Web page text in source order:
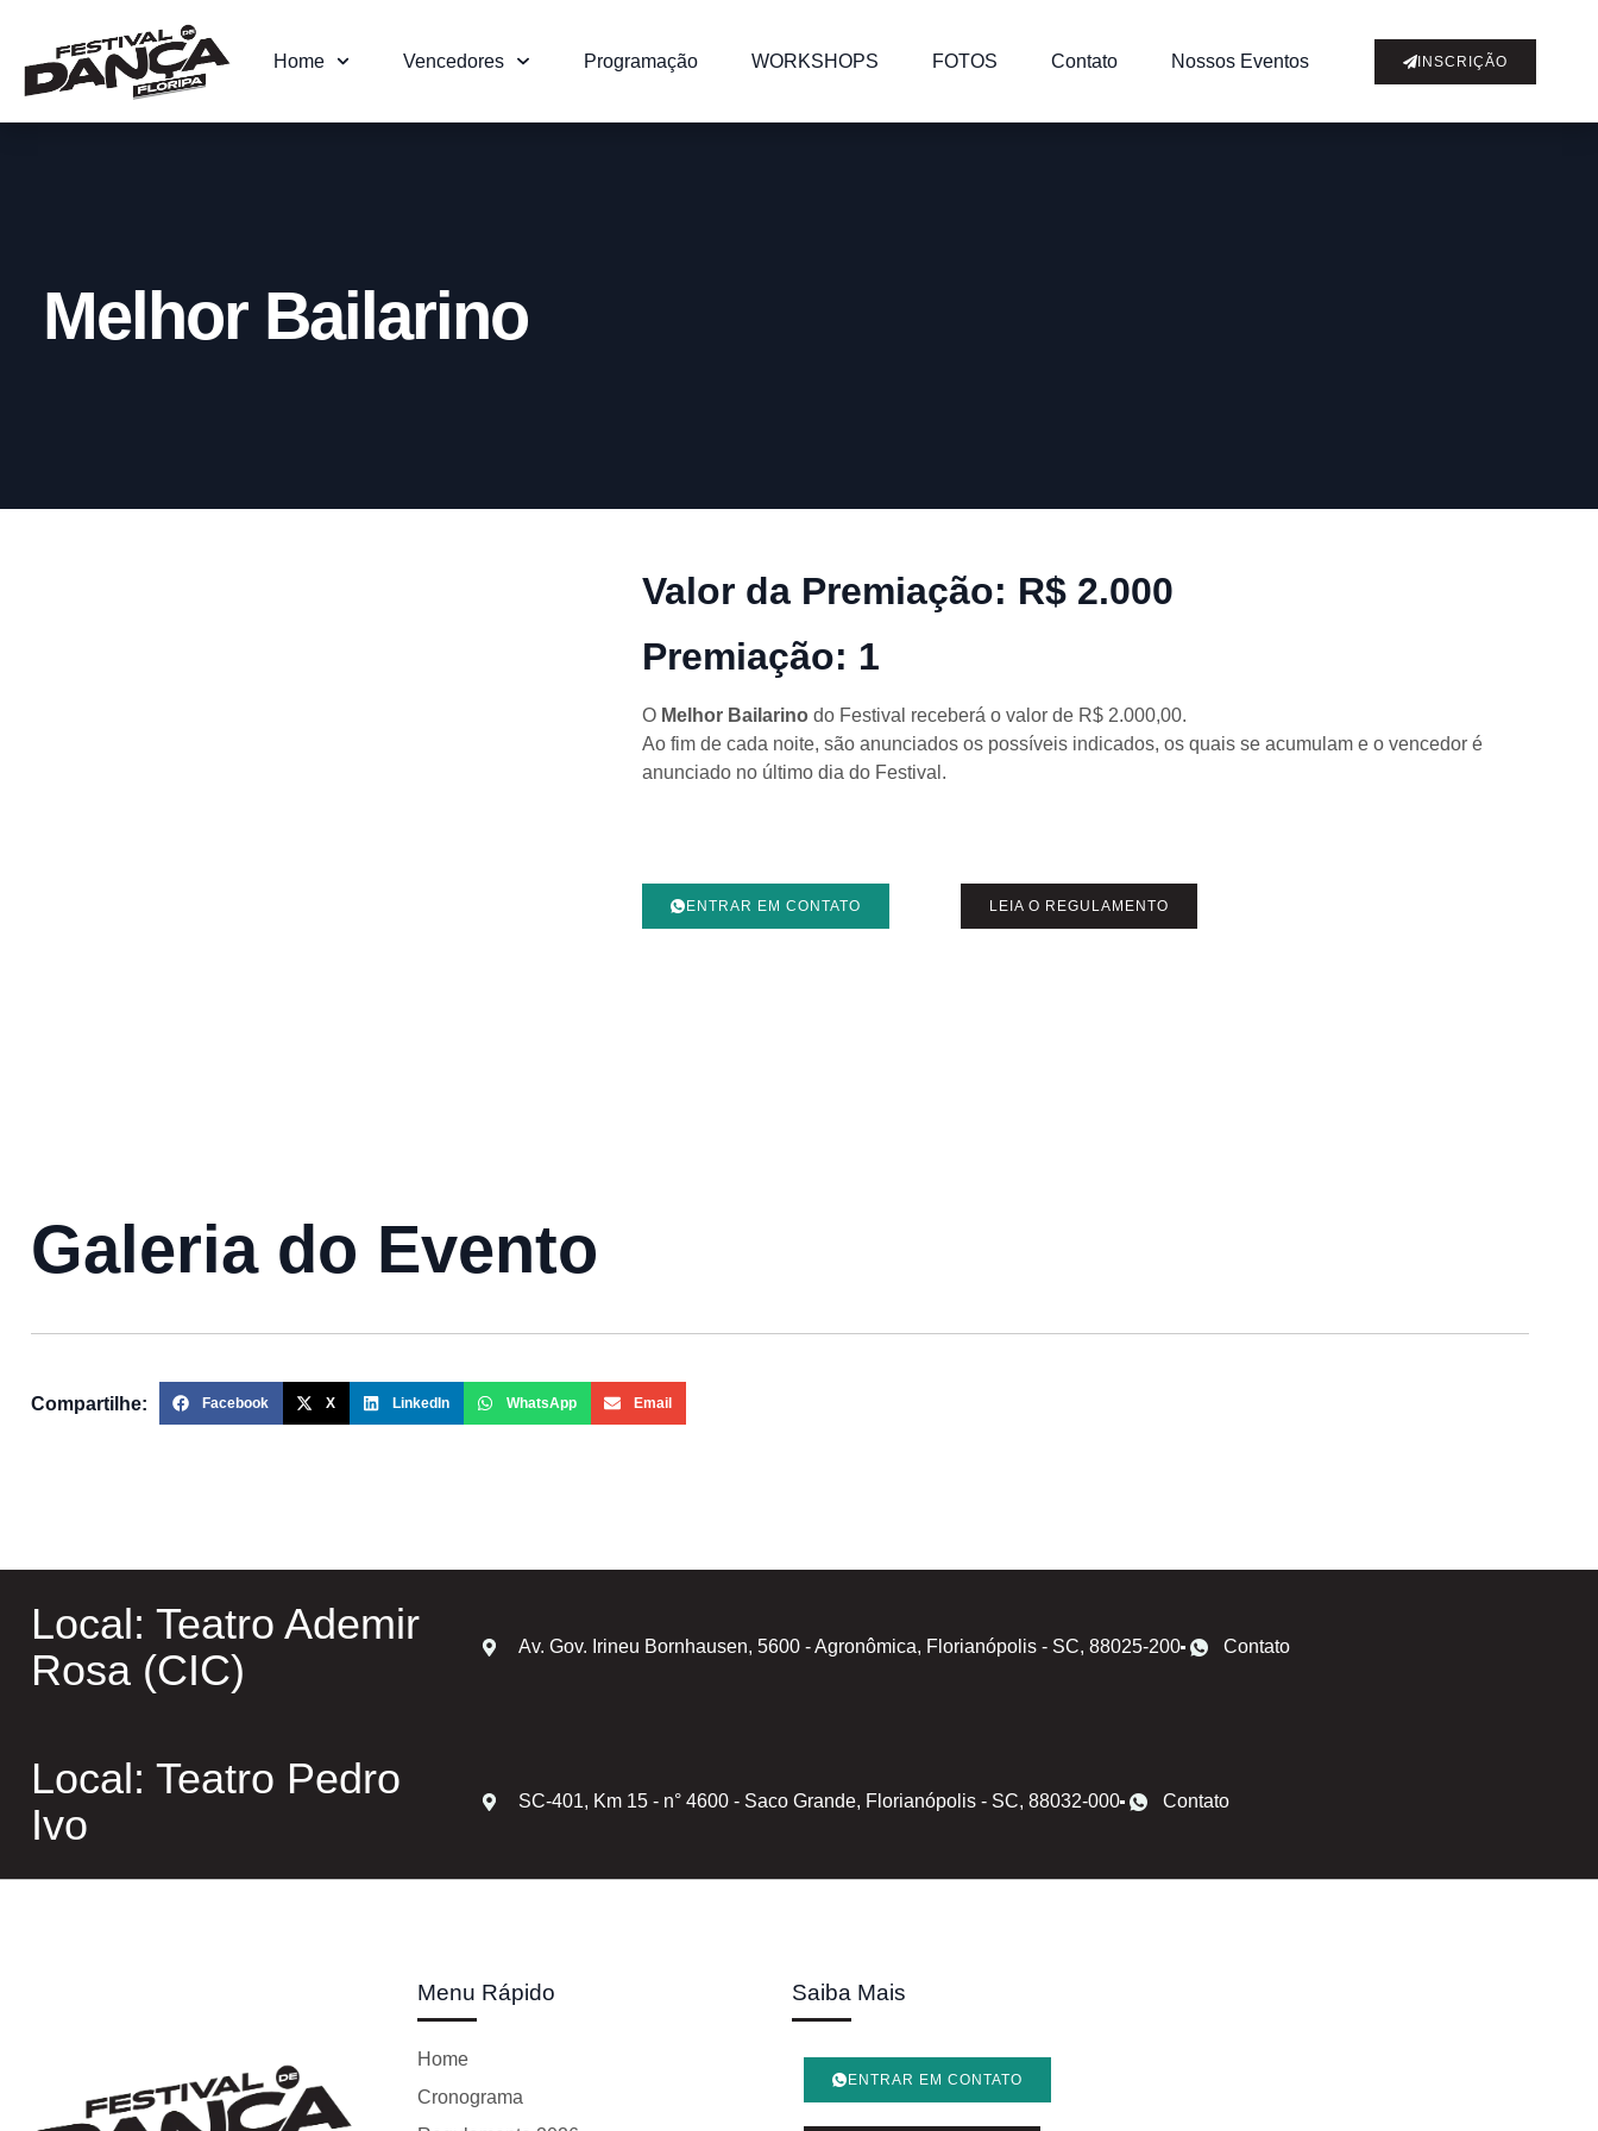
Home Vencedores Programação WORKSHOPS FOTOS Contato Nossos Eventos INSCRIÇÃO
Melhor Bailarino
Valor da Premiação: R$ 2.000
Premiação: 1
O Melhor Bailarino do Festival receberá o valor de R$ 2.000,00.
Ao fim de cada noite, são anunciados os possíveis indicados, os quais se acumulam e o vencedor é
anunciado no último dia do Festival.
ENTRAR EM CONTATO LEIA O REGULAMENTO
Galeria do Evento
Compartilhe: Facebook X LinkedIn WhatsApp Email
Local: Teatro Ademir
Rosa (CIC)
Av. Gov. Irineu Bornhausen, 5600 - Agronômica, Florianópolis - SC, 88025-200 Contato
Local: Teatro Pedro
Ivo
SC-401, Km 15 - n° 4600 - Saco Grande, Florianópolis - SC, 88032-000 Contato
Menu Rápido
Home
Cronograma
Saiba Mais
ENTRAR EM CONTATO